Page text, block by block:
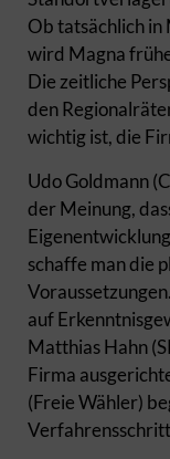
Ob tatsächlich
wird Magna
Die zeitliche
den
wichtig ist, die
Udo Goldmann
der Meinung,
schaffe man die
auf
Matthias Hahn
Firma
(Freie Wähler)
Verfahrensschritt